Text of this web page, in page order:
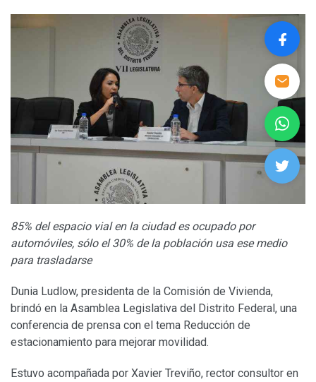
85% del espacio vial en la ciudad es ocupado por
automóviles, sólo el 30% de la población usa ese medio
para trasladarse
Dunia Ludlow, presidenta de la Comisión de Vivienda,
brindó en la Asamblea Legislativa del Distrito Federal, una
conferencia de prensa con el tema Reducción de
estacionamiento para mejorar movilidad.
Estuvo acompañada por Xavier Treviño, rector consultor en